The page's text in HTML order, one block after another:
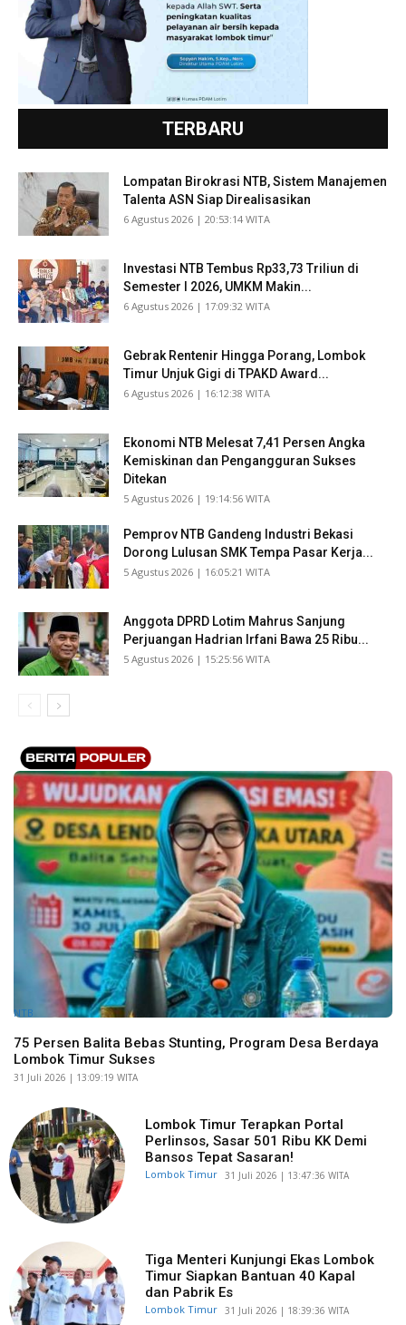
TERBARU
Lompatan Birokrasi NTB, Sistem Manajemen
Talenta ASN Siap Direalisasikan
​6 Agustus 2026 | 20:53:14 WITA
Investasi NTB Tembus Rp33,73 Triliun di
Semester I 2026, UMKM Makin...
​6 Agustus 2026 | 17:09:32 WITA
Gebrak Rentenir Hingga Porang, Lombok
Timur Unjuk Gigi di TPAKD Award...
​6 Agustus 2026 | 16:12:38 WITA
Ekonomi NTB Melesat 7,41 Persen Angka
Kemiskinan dan Pengangguran Sukses
Ditekan
​5 Agustus 2026 | 19:14:56 WITA
Pemprov NTB Gandeng Industri Bekasi
Dorong Lulusan SMK Tempa Pasar Kerja...
​5 Agustus 2026 | 16:05:21 WITA
Anggota DPRD Lotim Mahrus Sanjung
Perjuangan Hadrian Irfani Bawa 25 Ribu...
​5 Agustus 2026 | 15:25:56 WITA
NTB
75 Persen Balita Bebas Stunting, Program Desa Berdaya
Lombok Timur Sukses
​31 Juli 2026 | 13:09:19 WITA
Lombok Timur Terapkan Portal
Perlinsos, Sasar 501 Ribu KK Demi
Bansos Tepat Sasaran!
Lombok Timur ​31 Juli 2026 | 13:47:36 WITA
Tiga Menteri Kunjungi Ekas Lombok
Timur Siapkan Bantuan 40 Kapal
dan Pabrik Es
Lombok Timur ​31 Juli 2026 | 18:39:36 WITA